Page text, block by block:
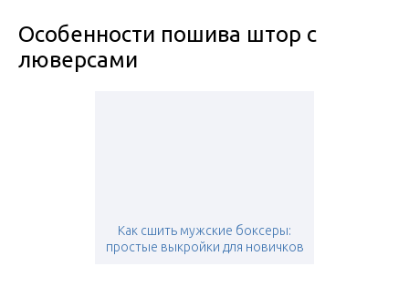
Особенности пошива штор с
люверсами
Как сшить мужские боксеры:
простые выкройки для новичков